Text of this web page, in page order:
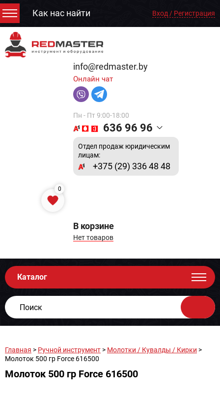
Как нас найти Вход / Регистрация
info@redmaster.by
Онлайн чат
Пн - Пт 9:00-18:00
636 96 96
Отдел продаж юридическим
лицам:
+375 (29) 336 48 48
0
В корзине
Нет товаров
Каталог
Главная > Ручной инструмент > Молотки / Кувалды / Кирки >
Молоток 500 гр Force 616500
Молоток 500 гр Force 616500